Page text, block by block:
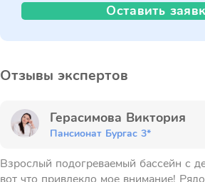
Оставить
Отзывы экспертов
Герасимова Виктория
Пансионат Бургас 3*
Взрослый подогреваемый бассейн с